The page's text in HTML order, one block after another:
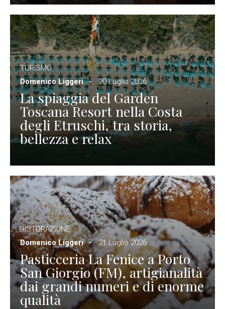
TURISMO
Domenico Liggeri
20 Luglio 2026
La spiaggia del Garden
Toscana Resort nella Costa
degli Etruschi, tra storia,
bellezza e relax
RISTORAZIONE
Domenico Liggeri
21 Luglio 2026
Pasticceria La Fenice a Porto
San Giorgio (FM), artigianalità
dai grandi numeri e di enorme
qualità